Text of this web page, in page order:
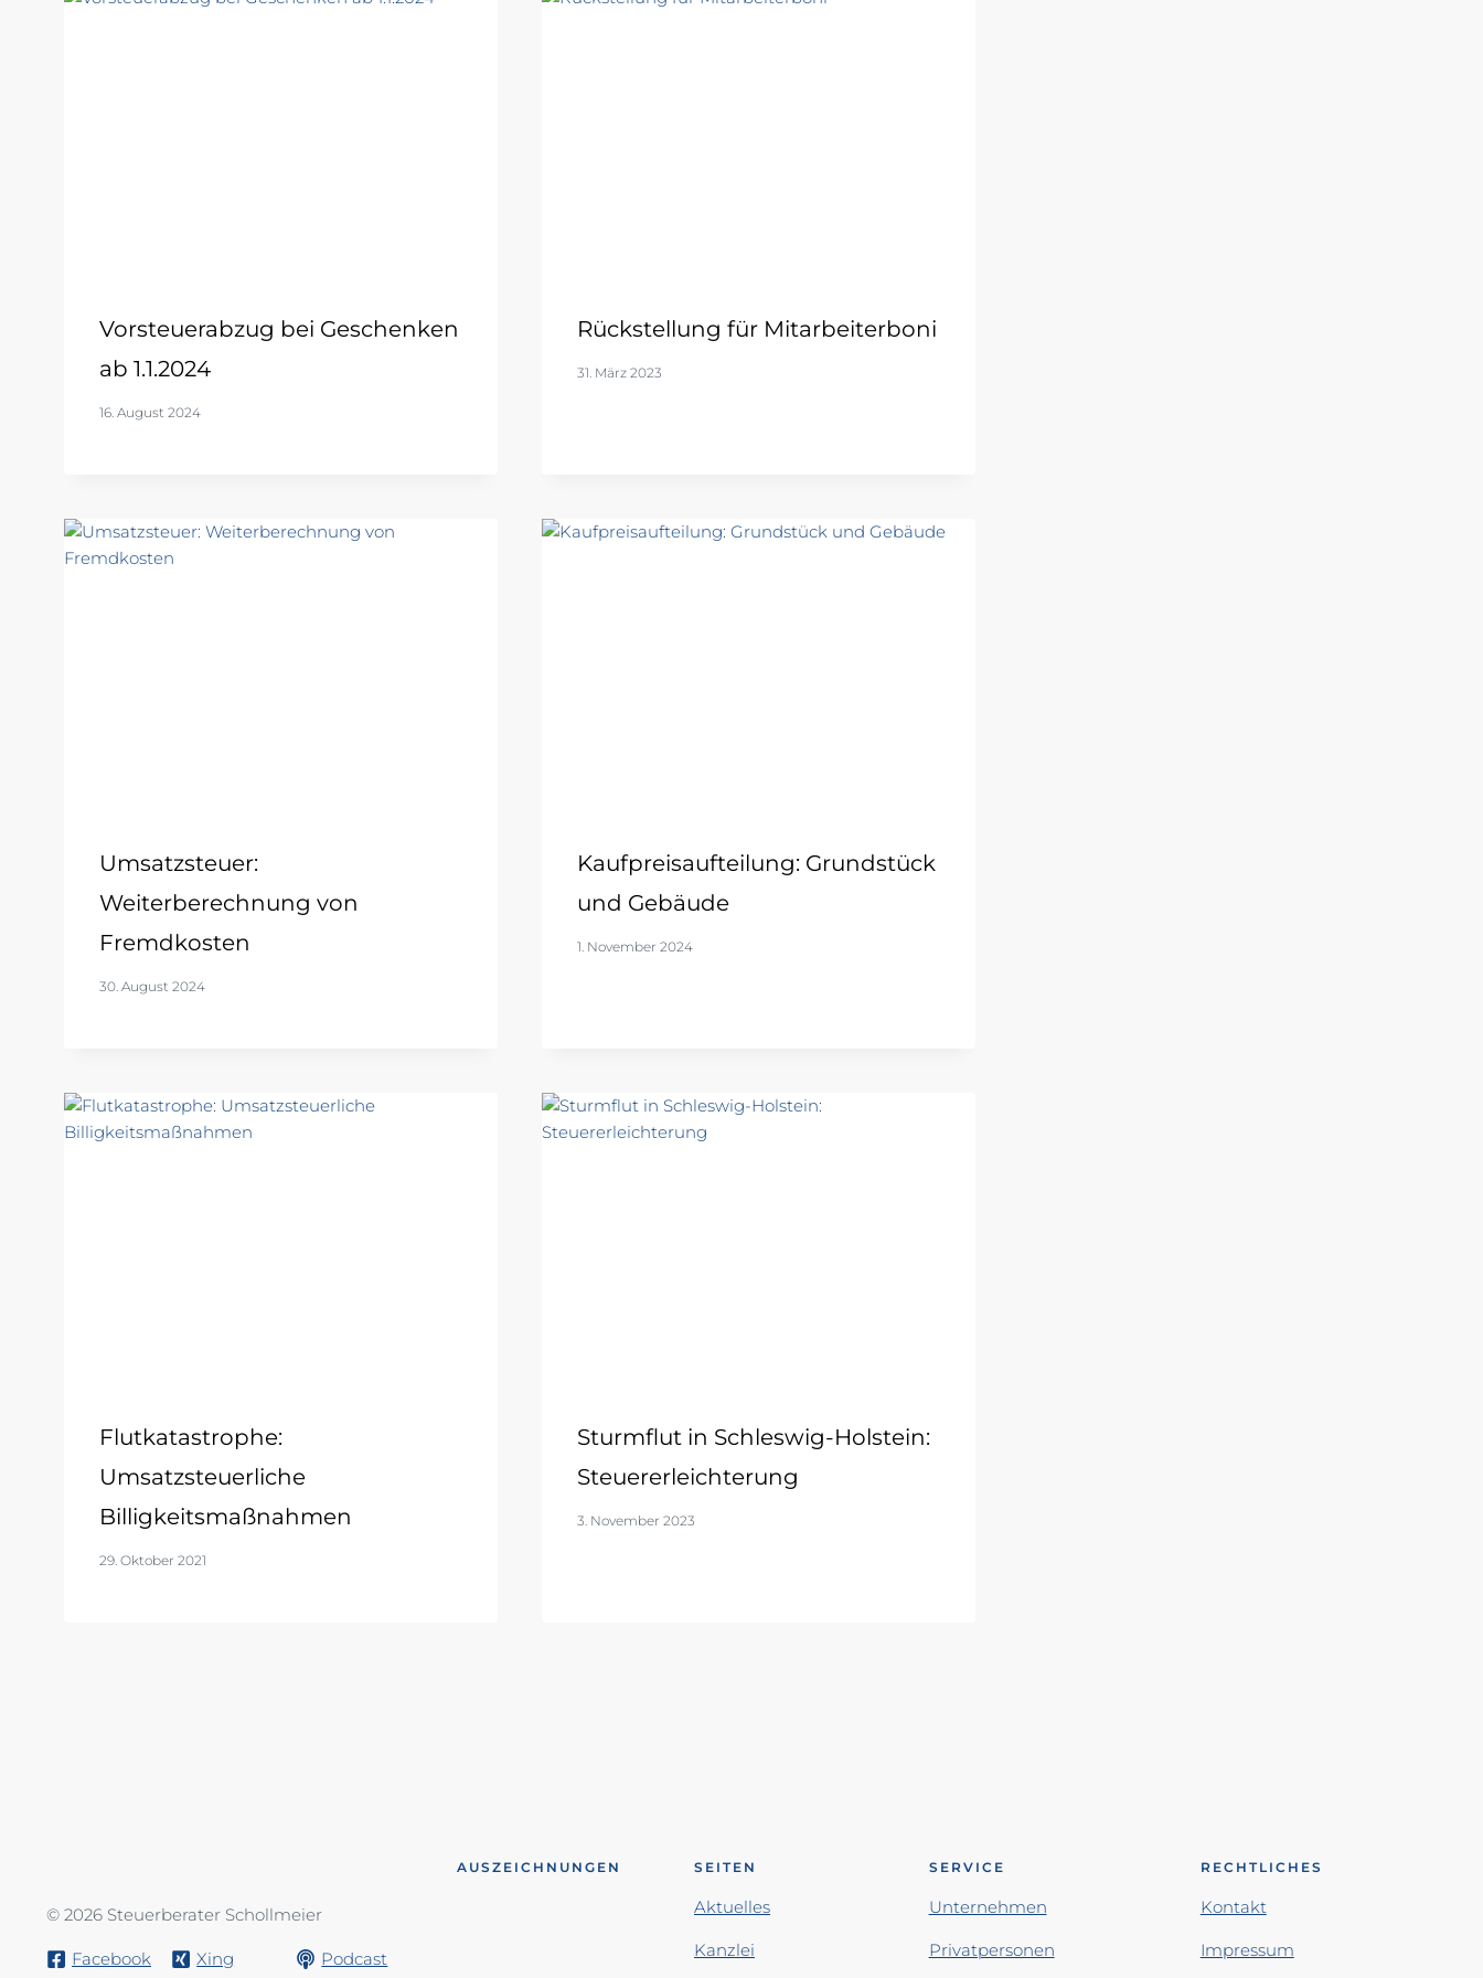
Vorsteuerabzug bei Geschenken
ab 1.1.2024
16. August 2024
Rückstellung für Mitarbeiterboni
31. März 2023
Umsatzsteuer:
Weiterberechnung von
Fremdkosten
30. August 2024
Kaufpreisaufteilung: Grundstück
und Gebäude
1. November 2024
Flutkatastrophe:
Umsatzsteuerliche
Billigkeitsmaßnahmen
29. Oktober 2021
Sturmflut in Schleswig-Holstein:
Steuererleichterung
3. November 2023
© 2026 Steuerberater Schollmeier
Facebook Xing Podcast
AUSZEICHNUNGEN SEITEN
Aktuelles
Kanzlei
SERVICE
Unternehmen
Privatpersonen
RECHTLICHES
Kontakt
Impressum